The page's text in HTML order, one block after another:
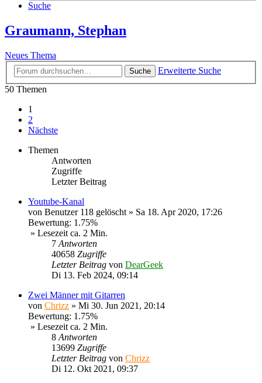
Suche
Graumann, Stephan
Neues Thema
Suche
Erweiterte Suche
50 Themen
1
2
Nächste
Themen
Antworten
Zugriffe
Letzter Beitrag
Youtube-Kanal
von Benutzer 118 gelöscht» Sa 18. Apr 2020, 17:26
Bewertung: 1.75%
» Lesezeit ca. 2 Min.
7Antworten
40658 Zugriffe
Letzter Beitrag von DearGeek
Di 13. Feb 2024, 09:14
Zwei Männer mit Gitarren
von Chrizz » Mi 30. Jun 2021, 20:14
Bewertung: 1.75%
» Lesezeit ca. 2 Min.
8Antworten
13699 Zugriffe
Letzter Beitrag von Chrizz
Di 12. Okt 2021, 09:37